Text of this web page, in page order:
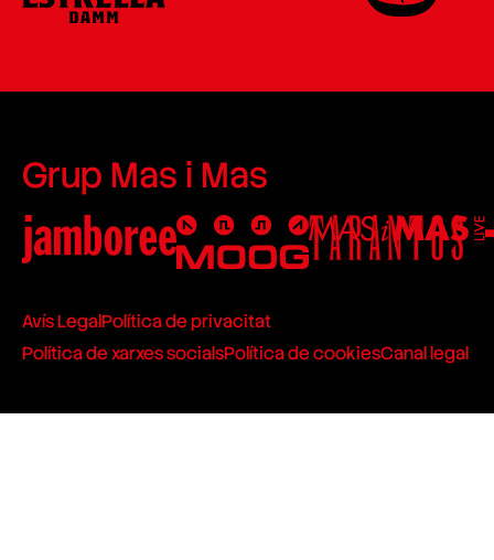
Grup Mas i Mas
Avís LegalPolítica de privacitat
Política de xarxes socialsPolítica de cookiesCanal legal